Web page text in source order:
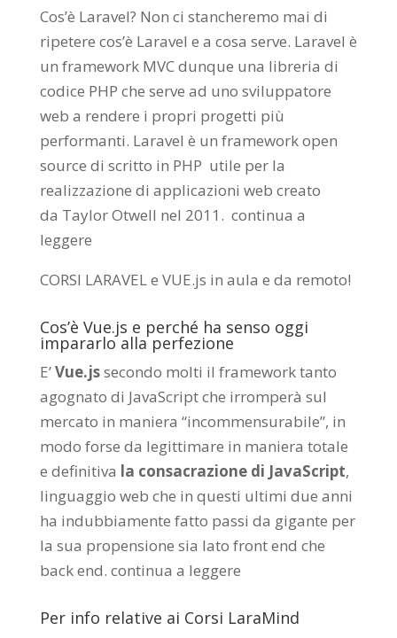
Cos’è Laravel? Non ci stancheremo mai di
ripetere cos’è Laravel e a cosa serve. Laravel è
un framework MVC dunque una libreria di
codice PHP che serve ad uno sviluppatore
web a rendere i propri progetti più
performanti. Laravel è un framework open
source di scritto in PHP utile per la
realizzazione di applicazioni web creato
da Taylor Otwell nel 2011. continua a
leggere
CORSI LARAVEL e VUE.js in aula e da remoto!
Cos’è Vue.js e perché ha senso oggi
impararlo alla perfezione
E’Vue.jssecondo molti il framework tanto
agognato di JavaScript che irromperà sul
mercato in maniera “incommensurabile”, in
modo forse da legittimare in maniera totale
e definitiva la consacrazione di JavaScript,
linguaggio web che in questi ultimi due anni
ha indubbiamente fatto passi da gigante per
la sua propensione sia lato front end che
back end. continua a leggere
Per info relative ai Corsi LaraMind